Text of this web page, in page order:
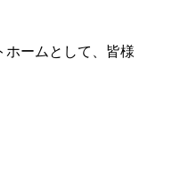
ームとして、皆様